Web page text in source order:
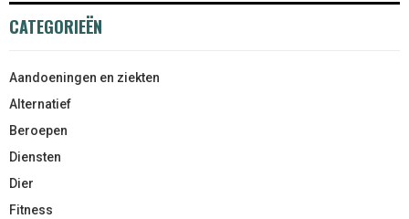
CATEGORIEËN
Aandoeningen en ziekten
Alternatief
Beroepen
Diensten
Dier
Fitness